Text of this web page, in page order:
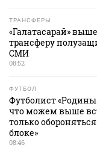
ТРАНСФЕРЫ
«Галатасарай»
трансферу
СМИ
08:52
ФУТБОЛ
Футболист
что можем выше
только
блоке»
08:46